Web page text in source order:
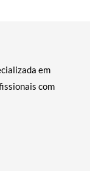
em
com